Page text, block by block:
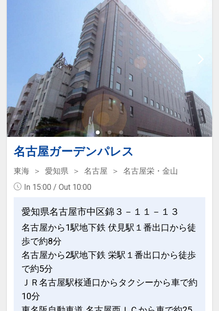
・営業時間 3：00PM～1：00AM / 6：
00AM～10：00AM
男性浴場にサウナ・女性浴場にミストサ
ウナあり
[サービス]
・未就学のお子様添い寝代金不要
・添い寝のお子様は朝食代金不要にてお
召し上がり頂けます。
屋にございません。
・ウェルカムドリンクサービス 14：00
～23：00
ど100タイトル以上が見放題！
※成人向けコンテンツは有料となりま
す。
設定期間：2025年7月11日～2027年7月
31日
インターネットコース番号：DP-2-
200000006267
名古屋ガーデンパレス
東海 愛知県 名古屋
名古屋栄・金山
In 15:00 / Out 10:00
愛知県名古屋市中区錦３－１１－１３
名古屋から1駅地下鉄 伏見駅１番出口から徒
歩で約8分
名古屋から2駅地下鉄 栄駅１番出口から徒歩
で約5分
ＪＲ名古屋駅桜通口からタクシーから車で約
10分